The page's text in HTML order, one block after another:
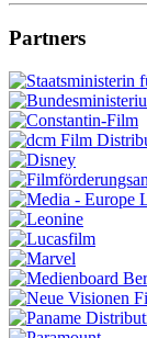
Partners